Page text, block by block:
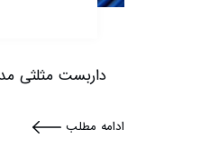
داربست مثلثی
ادامه مطلب